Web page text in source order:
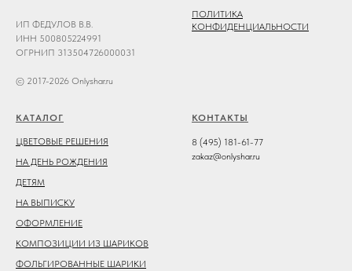
ИП ФЕДУЛОВ В.В.
ИНН 500805224991
ОГРНИП 313504726000031
© 2017-2026 Onlyshar.ru
ПОЛИТИКА
КОНФИДЕНЦИАЛЬНОСТИ
КАТАЛОГ
ЦВЕТОВЫЕ РЕШЕНИЯ
НА ДЕНЬ РОЖДЕНИЯ
ДЕТЯМ
НА ВЫПИСКУ
ОФОРМЛЕНИЕ
КОМПОЗИЦИИ ИЗ ШАРИКОВ
ФОЛЬГИРОВАННЫЕ ШАРИКИ
КОНТАКТЫ
8 (495) 181-61-77
zakaz@onlyshar.ru